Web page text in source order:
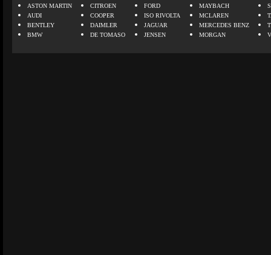
ASTON MARTIN
AUDI
BENTLEY
BMW
CITROEN
COOPER
DAIMLER
DE TOMASO
FORD
ISO RIVOLTA
JAGUAR
JENSEN
MAYBACH
MCLAREN
MERCEDES BENZ
MORGAN